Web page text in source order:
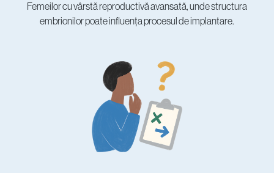
Femeilor cu vârstă reproductivă avansată, unde structura
embrionilor poate influența procesul de implantare.